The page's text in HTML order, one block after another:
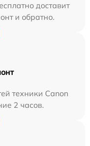
доставит
и обратно.
техники Canon
2 часов.